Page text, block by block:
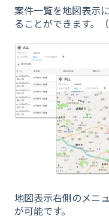
案件一覧を地図表示
ることができます。
地図表示右側のメニ
が可能です。